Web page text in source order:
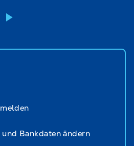
Bankdaten ändern